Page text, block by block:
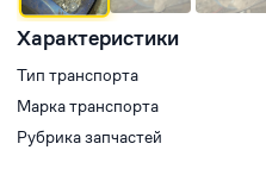
Характеристики
Тип транспорта
Марка транспорта
Рубрика запчастей